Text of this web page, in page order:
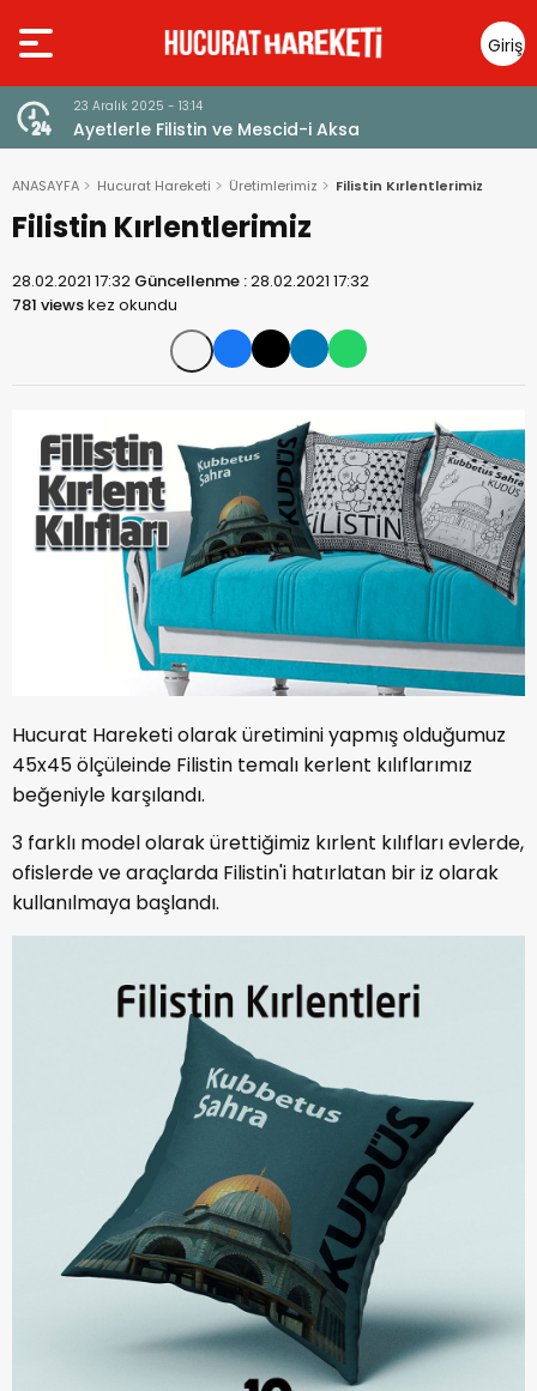
Giriş
Yap
23 Aralık 2025 - 13:14
Ayetlerle Filistin ve Mescid-i Aksa
ANASAYFA Hucurat Hareketi Üretimlerimiz Filistin Kırlentlerimiz
Filistin Kırlentlerimiz
28.02.2021 17:32 Güncellenme :28.02.2021 17:32
781 viewskez okundu
Hucurat Hareketi olarak üretimini yapmış olduğumuz
45x45 ölçüleinde Filistin temalı kerlent kılıflarımız
beğeniyle karşılandı.
3 farklı model olarak ürettiğimiz kırlent kılıfları evlerde,
ofislerde ve araçlarda Filistin'i hatırlatan bir iz olarak
kullanılmaya başlandı.